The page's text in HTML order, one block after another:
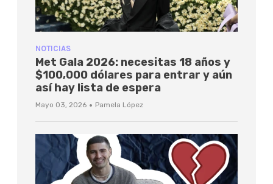
NOTICIAS
Met Gala 2026: necesitas 18 años y
$100,000 dólares para entrar y aún
así hay lista de espera
Mayo 03, 2026 · Pamela López